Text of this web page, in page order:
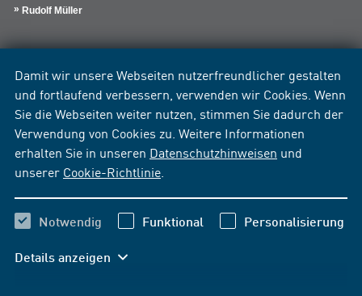
Damit wir unsere Webseiten nutzerfreundlicher gestalten
und fortlaufend verbessern, verwenden wir Cookies. Wenn
Sie die Webseiten weiter nutzen, stimmen Sie dadurch der
Verwendung von Cookies zu. Weitere Informationen
erhalten Sie in unseren Datenschutzhinweisen und
unserer Cookie-Richtlinie
Notwendig Funktional Personalisierung
Details anzeigen
Rudolf Müller